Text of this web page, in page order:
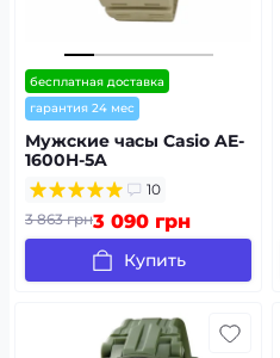
бесплатная доставка
гарантия 24 мес
Мужские часы Casio AE-
1600H-5A
10
3 863 грн3 090 грн
Купить